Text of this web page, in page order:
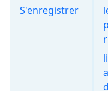
S'enregistrer